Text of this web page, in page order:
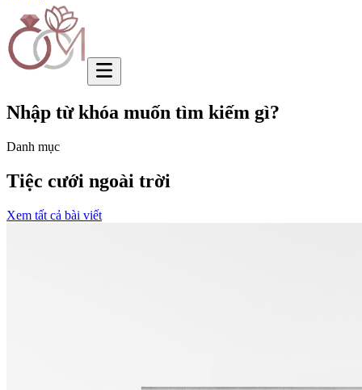
Nhập từ khóa muốn tìm kiếm gì?
Danh mục
Tiệc cưới ngoài trời
Xem tất cả bài viết